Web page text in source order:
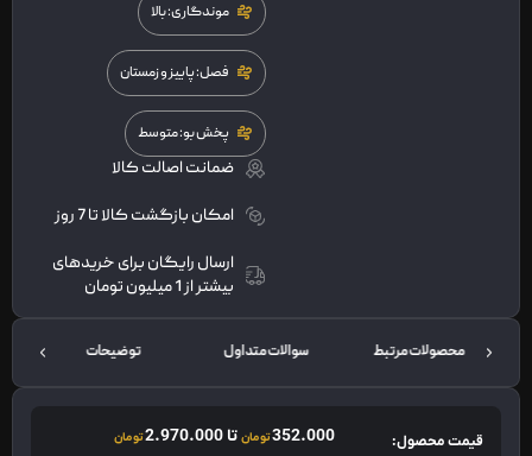
موندگاری: بالا
فصل: پاییز و زمستان
پخش بو: متوسط
ضمانت اصالت کالا
امکان بازگشت کالا تا 7 روز
ارسال رایگان برای خریدهای
بیشتر از 1 میلیون تومان
محصولات مرتبط سوالات متداول توضیحات
قیمت محصول: 352.000تومانتا2.970.000تومان